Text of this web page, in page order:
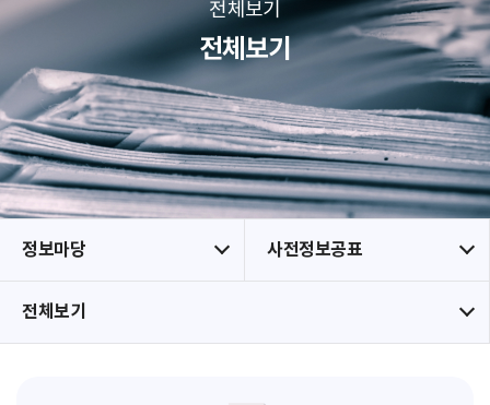
단
전체보기
전체보기
정보마당 사전정보공표
전체보기